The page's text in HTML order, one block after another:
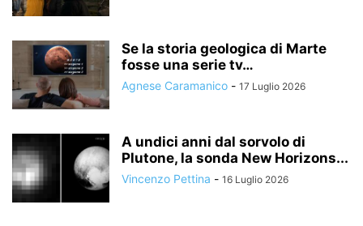
Se la storia geologica di Marte
fosse una serie tv…
Agnese Caramanico - 17 Luglio 2026
A undici anni dal sorvolo di
Plutone, la sonda New Horizons...
Vincenzo Pettina - 16 Luglio 2026